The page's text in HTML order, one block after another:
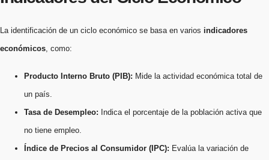
La identificación de un ciclo económico se basa en varios indicadores
económicos, como:
Producto Interno Bruto (PIB): Mide la actividad económica total de
un país.
Tasa de Desempleo: Indica el porcentaje de la población activa que
no tiene empleo.
Índice de Precios al Consumidor (IPC): Evalúa la variación de